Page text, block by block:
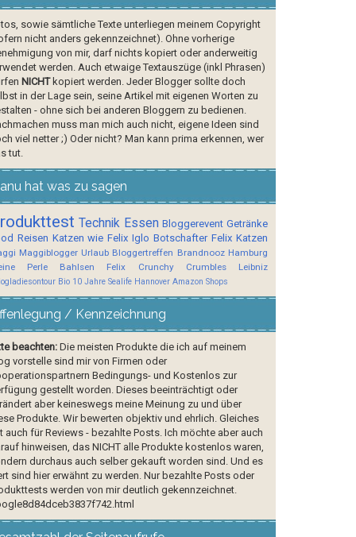
sowie sämtliche Texte unterliegen meinem Copyright
nicht anders gekennzeichnet). Ohne vorherige
von mir, darf nichts kopiert oder anderweitig
werden. Auch etwaige Textauszüge (inkl Phrasen)
NICHTkopiert werden. Jeder Blogger sollte doch
in der Lage sein, seine Artikel mit eigenen Worten zu
- ohne sich bei anderen Bloggern zu bedienen.
muss man mich auch nicht, eigene Ideen sind
viel netter ;) Oder nicht? Man kann prima erkennen, wer
tut.
hat was zu sagen
Technik Essen Bloggerevent Getränke
Reisen Katzen wie Felix Iglo Botschafter Felix Katzen
Maggiblogger Urlaub Bloggertreffen Brandnooz Hamburg
Perle
Bahlsen Felix Crunchy Crumbles Leibniz
Bio 10 Jahre Sealife Hannover Amazon Shops
/ Kennzeichnung
beachten:Die meisten Produkte die ich auf meinem
vorstelle sind mir von Firmen oder
Bedingungs- und Kostenlos zur
gestellt worden. Dieses beeinträchtigt oder
aber keineswegs meine Meinung zu und über
Produkte. Wir bewerten objektiv und ehrlich. Gleiches
auch für Reviews - bezahlte Posts. Ich möchte aber auch
hinweisen, das NICHT alle Produkte kostenlos waren,
durchaus auch selber gekauft worden sind. Und es
sind hier erwähnt zu werden. Nur bezahlte Posts oder
werden von mir deutlich gekennzeichnet.